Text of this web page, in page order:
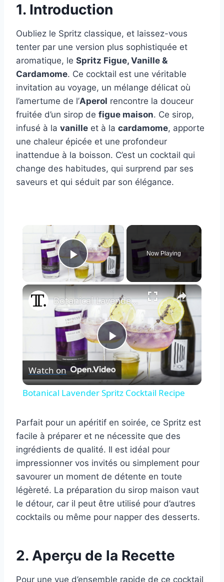
1. Introduction
Oubliez le Spritz classique, et laissez-vous
tenter par une version plus sophistiquée et
aromatique, le Spritz Figue, Vanille &
Cardamome. Ce cocktail est une véritable
invitation au voyage, un mélange délicat où
l’amertume de l’Aperol rencontre la douceur
fruitée d’un sirop de figue maison. Ce sirop,
infusé à la vanille et à la cardamome, apporte
une chaleur épicée et une profondeur
inattendue à la boisson. C’est un cocktail qui
change des habitudes, qui surprend par ses
saveurs et qui séduit par son élégance.
Play Video
Now Playing
×
Play
Video
Botanical Lavender Spritz Cocktail Recipe
Watch on
Botanical Lavender Spritz Cocktail Recipe
Parfait pour un apéritif en soirée, ce Spritz est
facile à préparer et ne nécessite que des
ingrédients de qualité. Il est idéal pour
impressionner vos invités ou simplement pour
savourer un moment de détente en toute
légèreté. La préparation du sirop maison vaut
le détour, car il peut être utilisé pour d’autres
cocktails ou même pour napper des desserts.
2. Aperçu de la Recette
Pour une vue d’ensemble rapide de ce cocktail